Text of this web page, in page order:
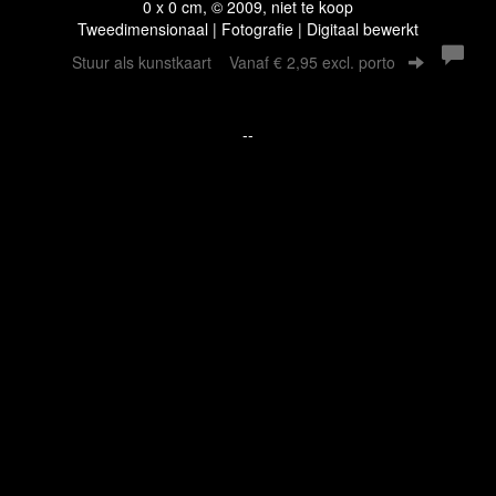
0 x 0 cm, © 2009, niet te koop
Tweedimensionaal | Fotografie | Digitaal bewerkt
Stuur als kunstkaart Vanaf € 2,95 excl. porto
--